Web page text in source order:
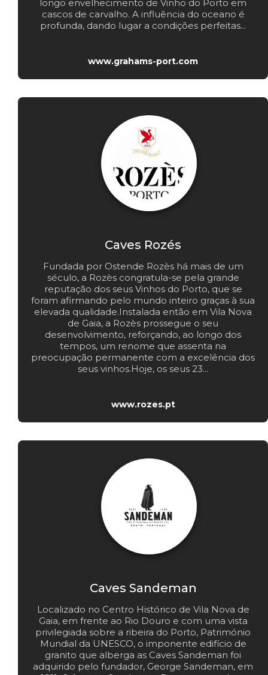
longo envelhecimento de Vinho do Porto em
cascos de carvalho. A influência do oceano é
profunda, dando lugar a condições perfeitas...
www.grahams-port.com
Caves Rozés
Fundada por Ostende Rozès há mais de um
século, a Rozès congratula-se pela grande
reputação dos seus Vinhos do Porto, que se
foram afirmando pelo mundo inteiro graças à sua
elevada qualidade.Instalada então em Vila Nova
de Gaia, a Rozès prossegue o seu
desenvolvimento, reforçando, ao longo dos
tempos, um renome que assenta na
preocupação permanente com a excelência dos
seus vinhos.Hoje, os seus 23...
www.rozes.pt
Caves Sandeman
Localizado no Centro Histórico de Vila Nova de
Gaia, em frente ao Rio Douro e com uma vista
privilegiada sobre a ribeira do Porto, Património
Mundial da UNESCO, o imponente edifício de
granito que alberga as Caves Sandeman foi
adquirido pelo fundador, George Sandeman, em